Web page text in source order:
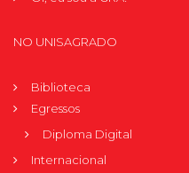
NO UNISAGRADO
Biblioteca
Egressos
Diploma Digital
Internacional